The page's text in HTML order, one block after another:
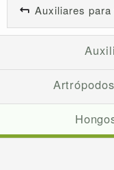
Auxiliares para